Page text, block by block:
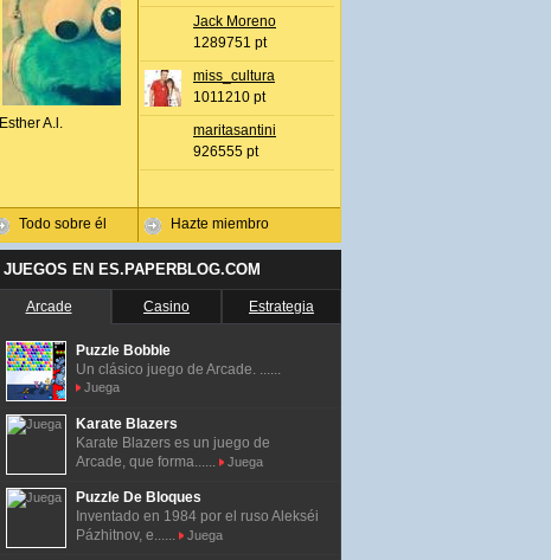
Esther A.l.
Todo sobre él
Jack Moreno
1289751 pt
miss_cultura
1011210 pt
maritasantini
926555 pt
Hazte miembro
JUEGOS EN ES.PAPERBLOG.COM
Arcade Casino Estrategia
Puzzle Bobble
Un clásico juego de Arcade. ......
Juega
Karate Blazers
Karate Blazers es un juego de
Arcade, que forma......
Juega
Puzzle De Bloques
Inventado en 1984 por el ruso Alekséi
Pázhitnov, e......
Juega